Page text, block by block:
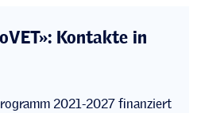
Kontakte in
2021-2027 finanziert